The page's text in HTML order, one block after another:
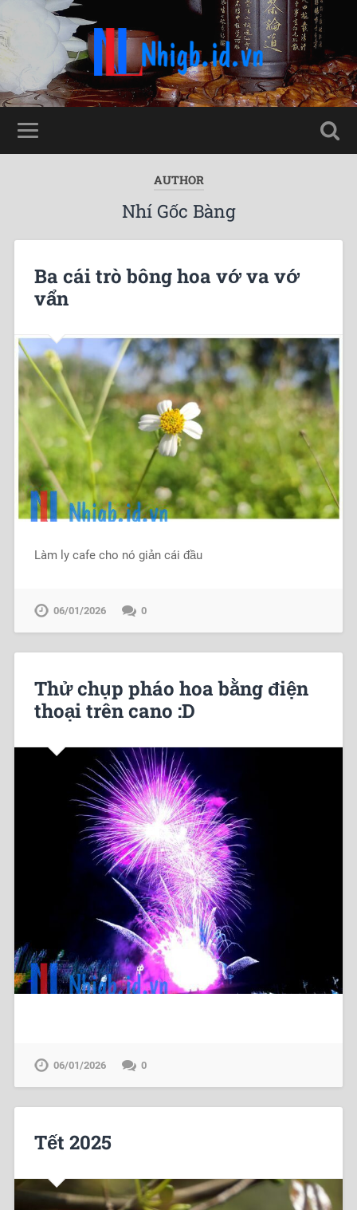
AUTHOR
Nhí Gốc Bàng
Ba cái trò bông hoa vớ va vớ
vẩn
Làm ly cafe cho nó giản cái đầu
06/01/2026 0
Thử chụp pháo hoa bằng điện
thoại trên cano :D
06/01/2026 0
Tết 2025